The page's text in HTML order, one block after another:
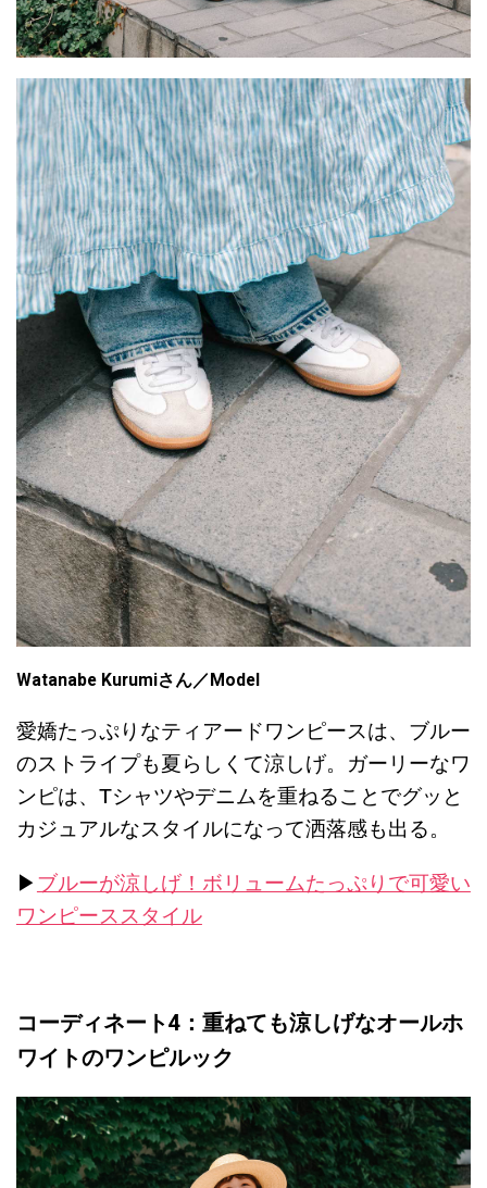
Watanabe Kurumiさん／Model
愛嬌たっぷりなティアードワンピースは、ブルー
のストライプも夏らしくて涼しげ。ガーリーなワ
ンピは、Tシャツやデニムを重ねることでグッと
カジュアルなスタイルになって洒落感も出る。
▶︎ブルーが涼しげ！ボリュームたっぷりで可愛い
ワンピーススタイル
コーディネート4：重ねても涼しげなオールホ
ワイトのワンピルック